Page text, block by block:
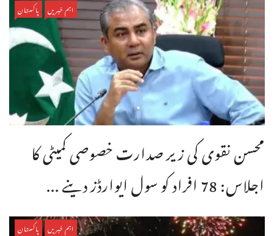
اہم خبریں پاکستان
محسن نقوی کی زیر صدارت خصوصی کمیٹی کا
اجلاس: 78 افراد کو سول ایوارڈز دینے ...
اہم خبریں پاکستان